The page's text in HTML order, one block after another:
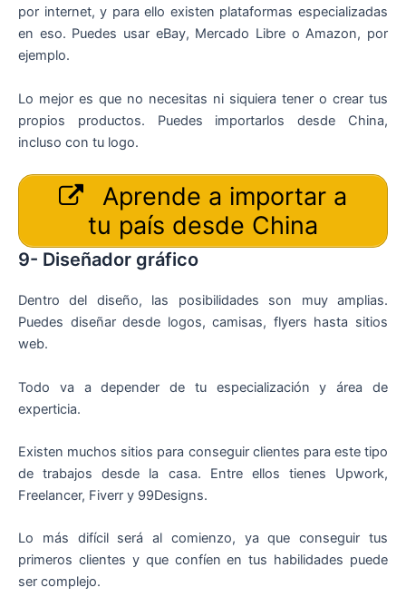
por internet, y para ello existen plataformas especializadas
en eso. Puedes usar eBay, Mercado Libre o Amazon, por
ejemplo.
Lo mejor es que no necesitas ni siquiera tener o crear tus
propios productos. Puedes importarlos desde China,
incluso con tu logo.
Aprende a importar a
tu país desde China
9- Diseñador gráfico
Dentro del diseño, las posibilidades son muy amplias.
Puedes diseñar desde logos, camisas, flyers hasta sitios
web.
Todo va a depender de tu especialización y área de
experticia.
Existen muchos sitios para conseguir clientes para este tipo
de trabajos desde la casa. Entre ellos tienes Upwork,
Freelancer, Fiverr y 99Designs.
Lo más difícil será al comienzo, ya que conseguir tus
primeros clientes y que confíen en tus habilidades puede
ser complejo.